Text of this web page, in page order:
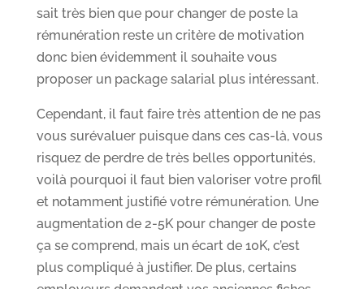
sait très bien que pour changer de poste la
rémunération reste un critère de motivation
donc bien évidemment il souhaite vous
proposer un package salarial plus intéressant.
Cependant, il faut faire très attention de ne pas
vous surévaluer puisque dans ces cas-là, vous
risquez de perdre de très belles opportunités,
voilà pourquoi il faut bien valoriser votre profil
et notamment justifié votre rémunération. Une
augmentation de 2-5K pour changer de poste
ça se comprend, mais un écart de 10K, c’est
plus compliqué à justifier. De plus, certains